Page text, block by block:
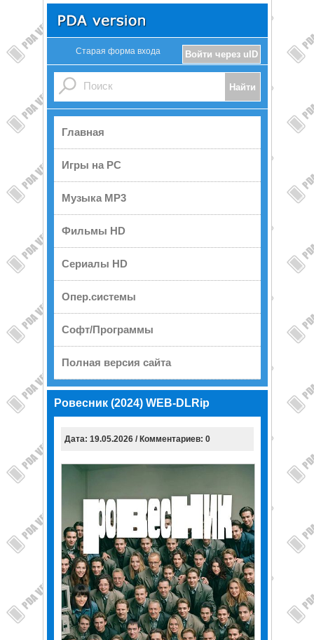
Войти через uID
Старая форма входа
Главная
Игры на PC
Музыка MP3
Фильмы HD
Сериалы HD
Опер.системы
Софт/Программы
Полная версия сайта
Ровесник (2024) WEB-DLRip
Дата: 19.05.2026 / Комментариев: 0